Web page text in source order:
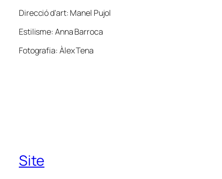
Direcció d’art: Manel Pujol
Estilisme: Anna Barroca
Fotografia: Àlex Tena
Site